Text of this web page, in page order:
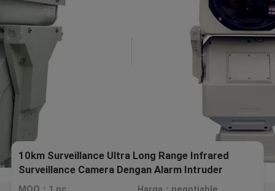
10km Surveillance Ultra Long Range Infrared
Surveillance Camera Dengan Alarm Intruder